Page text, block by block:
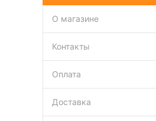
О магазине
Контакты
Оплата
Доставка